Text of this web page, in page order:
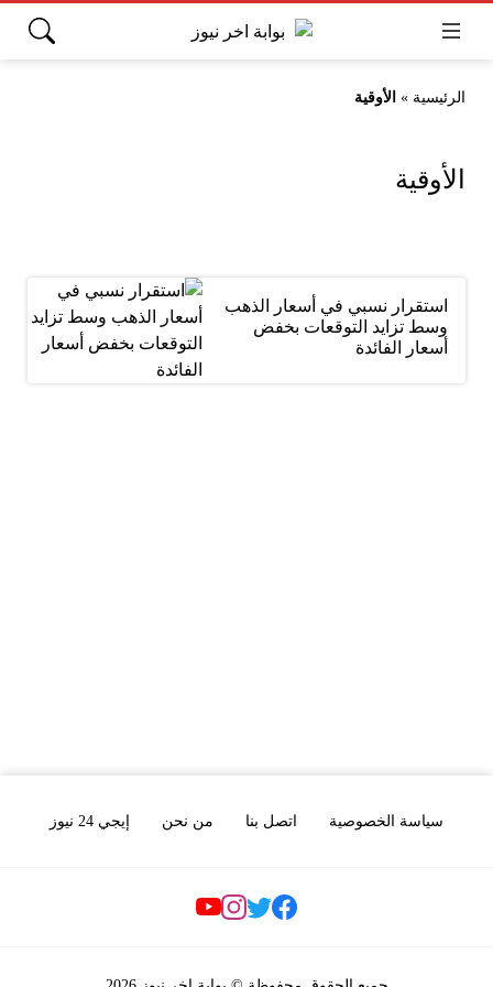
الرئيسية » الأوقية
الأوقية
استقرار نسبي في أسعار الذهب
وسط تزايد التوقعات بخفض
أسعار الفائدة
سياسة الخصوصية اتصل بنا من نحن إيجي 24 نيوز
Social Links